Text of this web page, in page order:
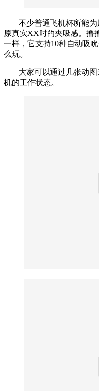
不少普通飞机杯所能
原真实XX时的夹吸感。撸
一样，它支持10种自动吸
么玩。
大家可以通过几张动
机的工作状态。